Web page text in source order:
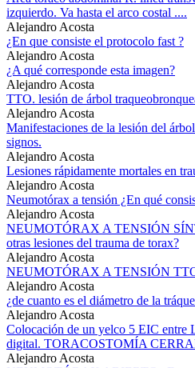
izquierdo. Va hasta el arco costal ....
Alejandro Acosta
¿En que consiste el protocolo fast ?
Alejandro Acosta
¿A qué corresponde esta imagen?
Alejandro Acosta
TTO. lesión de árbol
Alejandro Acosta
Manifestaciones de la lesión del
signos.
Alejandro Acosta
Lesiones rápidamente mortales en
Alejandro Acosta
Neumotórax a tensión ¿En qué
Alejandro Acosta
NEUMOTÓRAX A TENSIÓN
otras lesiones del trauma de torax?
Alejandro Acosta
NEUMOTÓRAX A TENSIÓN
Alejandro Acosta
¿de cuanto es el diámetro de la
Alejandro Acosta
Colocación de un yelco 5 EIC
digital. TORACOSTOMÍA
Alejandro Acosta